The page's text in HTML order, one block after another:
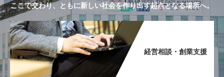
ここで交わり、ともに新しい社会を作り出す起点となる場所へ。
経営相談・創業支援​